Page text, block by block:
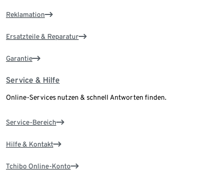
Reklamation
Ersatzteile & Reparatur
Garantie
Service & Hilfe
Online-Services nutzen & schnell Antworten finden.
Service-Bereich
Hilfe & Kontakt
Tchibo Online-Konto